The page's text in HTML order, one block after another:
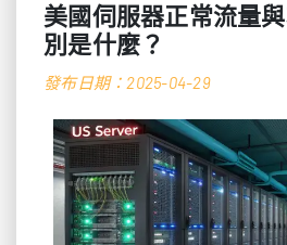
美國伺服器正常流量
別是什麼？
發布日期：2025-04-29